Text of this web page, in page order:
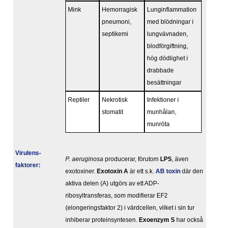
Mink
Hemorragisk
pneumoni,
septikemi
Lunginflammation
med blödningar i
lungvävnaden,
blodförgiftning,
hög dödlighet i
drabbade
besättningar
Reptiler
Nekrotisk
stomatit
Infektioner i
munhålan,
munröta
Virulens­
faktorer:
P. aeruginosa producerar, förutom LPS , även
exotoxiner. Exotoxin A är ett s.k. AB toxin där den
aktiva delen (A) utgörs av ett ADP-
ribosyltransferas, som modifierar EF2
(elongeringsfaktor 2) i värdcellen, vilket i sin tur
inhiberar proteinsyntesen.
Exoenzym S har också